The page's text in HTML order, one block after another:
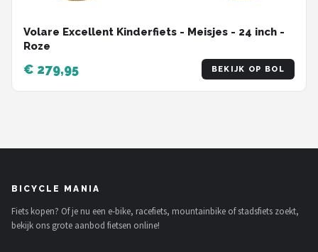
Volare Excellent Kinderfiets - Meisjes - 24 inch -
Roze
€ 279,95 BEKIJK OP BOL
BICYCLE MANIA
Fiets kopen? Of je nu een e-bike, racefiets, mountainbike of stadsfiets zoekt,
bekijk ons grote aanbod fietsen online!